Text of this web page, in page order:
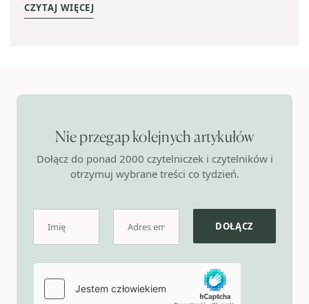
CZYTAJ WIĘCEJ
Nie przegap kolejnych artykułów
Dołącz do ponad 2000 czytelniczek i czytelników i
otrzymuj wybrane treści co tydzień.